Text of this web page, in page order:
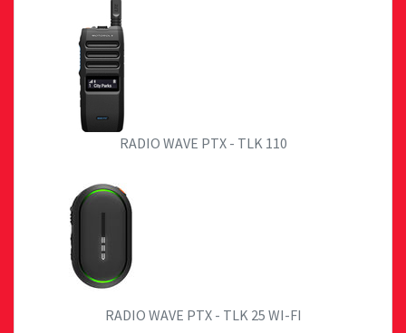
RADIO WAVE PTX - TLK 110
RADIO WAVE PTX - TLK 25 WI-FI